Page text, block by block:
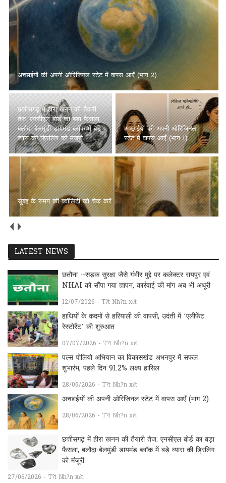
अच्छाईयों की अपनी ओरिजिनल स्टेट में वापस आएँ (भाग 2)
छत्तीसगढ़ में हीरा खनन की तैयारी
तेज: एनसीएल बोर्ड का बड़ा फैसला,
बलौदा-बेलमुंडी डायमंड ब्लॉक में बड़े
व्यास की ड्रिलिंग को मंजूरी
अच्छाईयों की अपनी ओरिजिनल
स्टेट में वापस आएँ (भाग 1)
सुबह के समय की क्वॉलिटी को चेक करें
LATEST NEWS
छतौना --सड़क सुरक्षा जैसे गंभीर मुद्दे पर कलेक्टर रायपुर एवं
NHAI को सौंपा गया ज्ञापन, कार्रवाई की मांग अब भी अधूरी
12/07/2026 - T?t Nh?n xét
हाथियों के कदमों से हरियाली की वापसी, उदंती में ‘एलीफेंट
रेस्टोरेंट’ की शुरुआत
07/07/2026 - T?t Nh?n xét
पल्स पोलियो अभियान का विकासखंड अभनपुर में सफल
शुभारंभ, पहले दिन 91.2% लक्ष्य हासिल
28/06/2026 - T?t Nh?n xét
अच्छाईयों की अपनी ओरिजिनल स्टेट में वापस आएँ (भाग 2)
28/06/2026 - T?t Nh?n xét
छत्तीसगढ़ में हीरा खनन की तैयारी तेज: एनसीएल बोर्ड का बड़ा
फैसला, बलौदा-बेलमुंडी डायमंड ब्लॉक में बड़े व्यास की ड्रिलिंग
को मंजूरी
27/06/2026 - T?t Nh?n xét